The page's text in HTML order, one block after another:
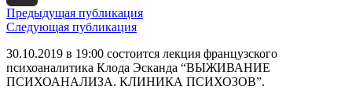
Email
Предыдущая публикация
Следующая публикация
30.10.2019 в 19:00 состоится лекция французского
психоаналитика Клода Эсканда “ВЫЖИВАНИЕ
ПСИХОАНАЛИЗА. КЛИНИКА ПСИХОЗОВ”.